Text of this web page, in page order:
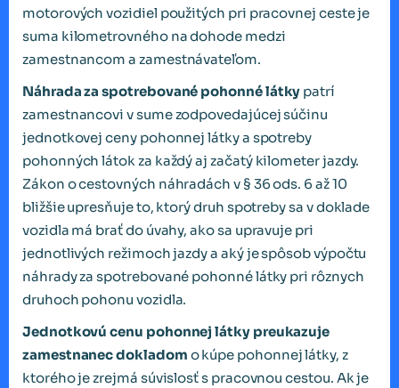
motorových vozidiel použitých pri pracovnej ceste je
suma kilometrovného na dohode medzi
zamestnancom a zamestnávateľom.
Náhrada za spotrebované pohonné látky patrí
zamestnancovi v sume zodpovedajúcej súčinu
jednotkovej ceny pohonnej látky a spotreby
pohonných látok za každý aj začatý kilometer jazdy.
Zákon o cestovných náhradách v § 36 ods. 6 až 10
bližšie upresňuje to, ktorý druh spotreby sa v doklade
vozidla má brať do úvahy, ako sa upravuje pri
jednotlivých režimoch jazdy a aký je spôsob výpočtu
náhrady za spotrebované pohonné látky pri rôznych
druhoch pohonu vozidla.
Jednotkovú cenu pohonnej látky preukazuje
zamestnanec dokladom o kúpe pohonnej látky, z
ktorého je zrejmá súvislosť s pracovnou cestou. Ak je